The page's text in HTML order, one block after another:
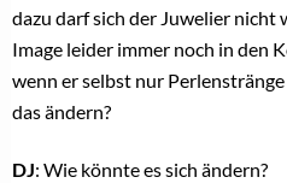
dazu darf sich der Juwelier nicht
Image leider immer noch in den
wenn er selbst nur
das ändern?
DJ: Wie könnte es sich ändern?